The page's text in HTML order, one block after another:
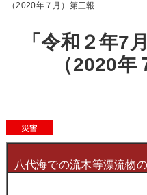
（2020年７月）第三報
「令和２年7
（2020年
八代海での流木等漂流物